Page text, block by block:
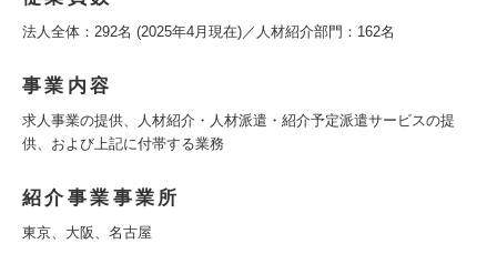
法人全体：292名 (2025年4月現在)／人材紹介部門：162名
事業内容
求人事業の提供、人材紹介・人材派遣・紹介予定派遣サービスの提
供、および上記に付帯する業務
紹介事業事業所
東京、大阪、名古屋